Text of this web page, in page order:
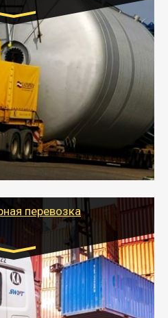
грузов
разрешения на
дней).
сроки поможет вам
перевезти негабаритные
манипулятором и
оптимальный
перевозка